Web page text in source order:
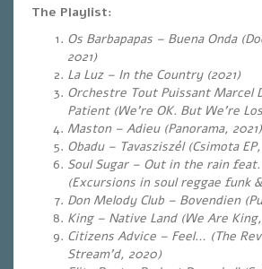
The Playlist:
Os Barbapapas – Buena Onda
2021)
La Luz – In the Country (2021)
Orchestre Tout Puissant Marcel
Patient (We’re OK. But We’re
Maston – Adieu (Panorama, 2021)
Obadu – Tavasziszél (Csimota
Soul Sugar – Out in the rain
(Excursions in soul reggae funk
Don Melody Club – Bovendien
King – Native Land (We Are
Citizens Advice – Feel… (The
Stream’d, 2020)